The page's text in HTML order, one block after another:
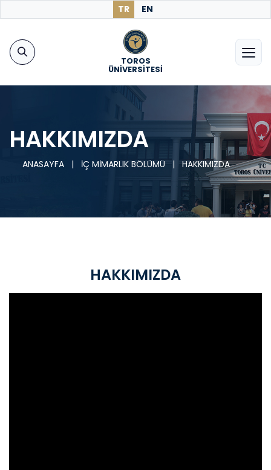
TR EN
TOROS
ÜNİVERSİTESİ
HAKKIMIZDA
ANASAYFA | İÇ MİMARLIK BÖLÜMÜ | HAKKIMIZDA
HAKKIMIZDA